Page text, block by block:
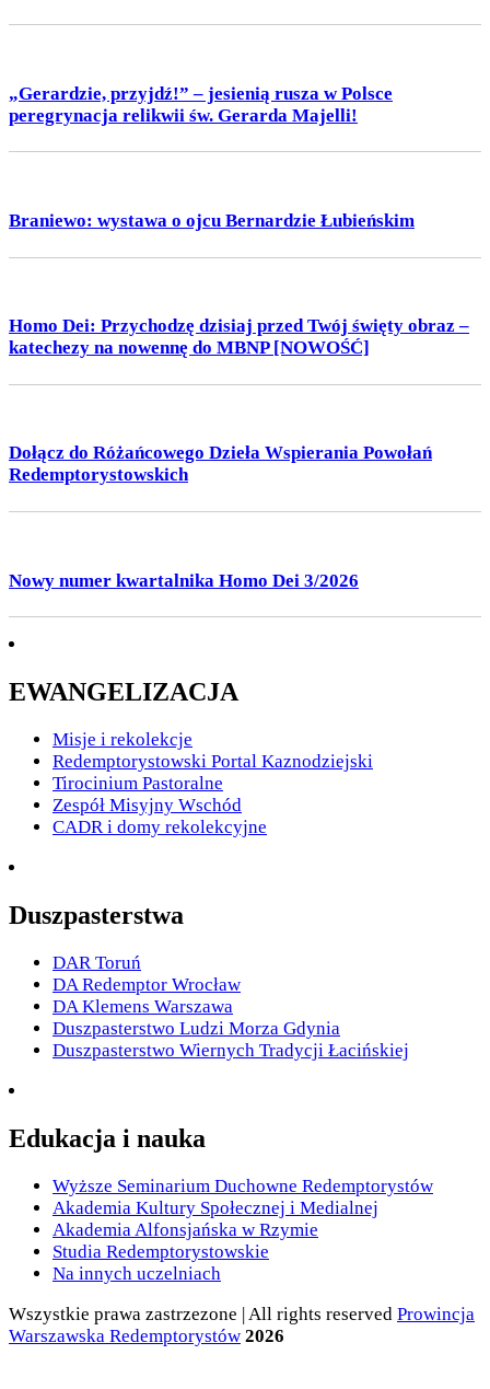
„Gerardzie, przyjdź!” – jesienią rusza w Polsce
peregrynacja relikwii św. Gerarda Majelli!
Braniewo: wystawa o ojcu Bernardzie Łubieńskim
Homo Dei: Przychodzę dzisiaj przed Twój święty obraz –
katechezy na nowennę do MBNP [NOWOŚĆ]
Dołącz do Różańcowego Dzieła Wspierania Powołań
Redemptorystowskich
Nowy numer kwartalnika Homo Dei 3/2026
EWANGELIZACJA
Misje i rekolekcje
Redemptorystowski Portal Kaznodziejski
Tirocinium Pastoralne
Zespół Misyjny Wschód
CADR i domy rekolekcyjne
Duszpasterstwa
DAR Toruń
DA Redemptor Wrocław
DA Klemens Warszawa
Duszpasterstwo Ludzi Morza Gdynia
Duszpasterstwo Wiernych Tradycji Łacińskiej
Edukacja i nauka
Wyższe Seminarium Duchowne Redemptorystów
Akademia Kultury Społecznej i Medialnej
Akademia Alfonsjańska w Rzymie
Studia Redemptorystowskie
Na innych uczelniach
Wszystkie prawa zastrzezone | All rights reserved Prowincja
Warszawska Redemptorystów 2026